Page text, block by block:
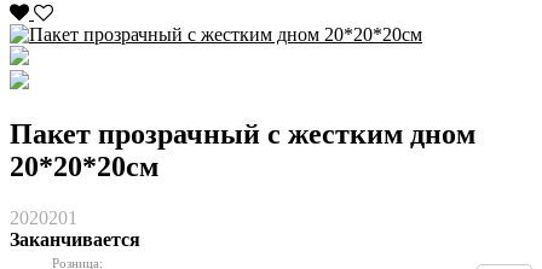
Пакет прозрачный с жестким дном
20*20*20см
2020201
Заканчивается
Розница: